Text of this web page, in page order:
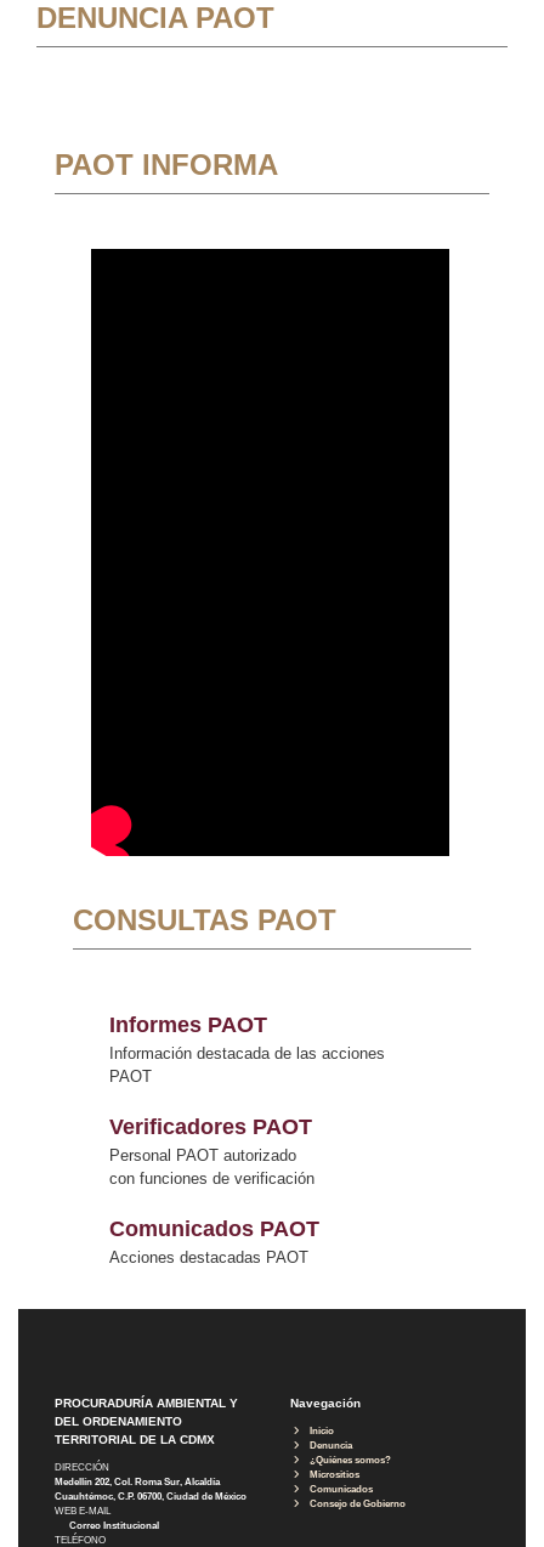
DENUNCIA PAOT
PAOT INFORMA
CONSULTAS PAOT
Informes PAOT
Información destacada de las acciones
PAOT
Verificadores PAOT
Personal PAOT autorizado
con funciones de verificación
Comunicados PAOT
Acciones destacadas PAOT
PROCURADURÍA AMBIENTAL Y
DEL ORDENAMIENTO
TERRITORIAL DE LA CDMX
DIRECCIÓN
Medellín 202, Col. Roma Sur, Alcaldía
Cuauhtémoc, C.P. 06700, Ciudad de México
WEB E-MAIL
Correo Institucional
TELÉFONO
Navegación
Inicio
Denuncia
¿Quiénes somos?
Micrositios
Comunicados
Consejo de Gobierno